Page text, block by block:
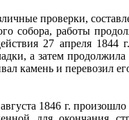
проверки,
собора, работы
27 апреля 1844
а затем
камень и перевозил
1846 г.